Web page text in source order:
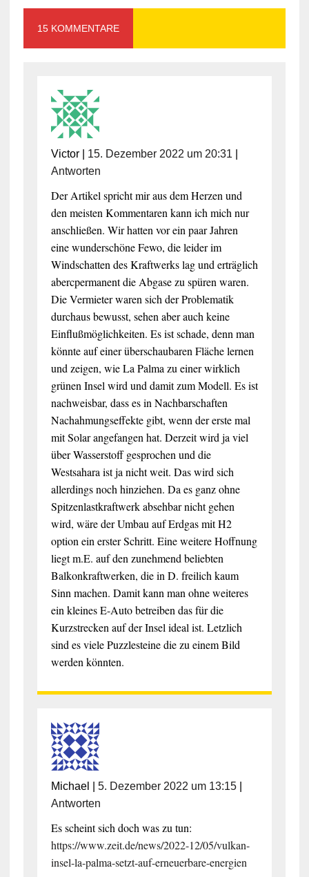
15 KOMMENTARE
Victor| 15. Dezember 2022 um 20:31
Antworten
Der Artikel spricht mir aus dem Herzen und
den meisten Kommentaren kann ich mich nur
anschließen. Wir hatten vor ein paar Jahren
eine wunderschöne Fewo, die leider im
Windschatten des Kraftwerks lag und erträglich
abercpermanent die Abgase zu spüren waren.
Die Vermieter waren sich der Problematik
durchaus bewusst, sehen aber auch keine
Einflußmöglichkeiten. Es ist schade, denn man
könnte auf einer überschaubaren Fläche lernen
und zeigen, wie La Palma zu einer wirklich
grünen Insel wird und damit zum Modell. Es ist
nachweisbar, dass es in Nachbarschaften
Nachahmungseffekte gibt, wenn der erste mal
mit Solar angefangen hat. Derzeit wird ja viel
über Wasserstoff gesprochen und die
Westsahara ist ja nicht weit. Das wird sich
allerdings noch hinziehen. Da es ganz ohne
Spitzenlastkraftwerk absehbar nicht gehen
wird, wäre der Umbau auf Erdgas mit H2
option ein erster Schritt. Eine weitere Hoffnung
liegt m.E. auf den zunehmend beliebten
Balkonkraftwerken, die in D. freilich kaum
Sinn machen. Damit kann man ohne weiteres
ein kleines E-Auto betreiben das für die
Kurzstrecken auf der Insel ideal ist. Letzlich
sind es viele Puzzlesteine die zu einem Bild
werden könnten.
Michael 5. Dezember 2022 um 13:15|
Antworten
Es scheint sich doch was zu tun:
https://www.zeit.de/news/2022-12/05/vulkan-
insel-la-palma-setzt-auf-erneuerbare-energien